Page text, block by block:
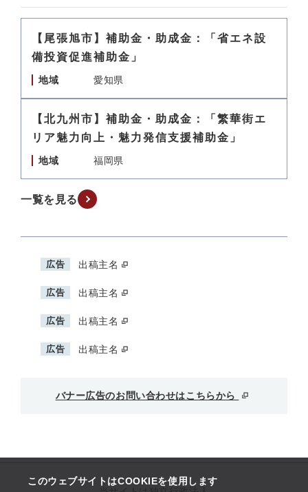
このウェブサイトはCOOKIEを使用します
【尾張旭市】補助金・助成金：「省エネ設
備投資促進補助金」
地域 愛知県
【北九州市】補助金・助成金：「繁華街エ
リア魅力向上・魅力発信支援補助金」
地域 福岡県
一覧を見る
広告 出稿主名
広告 出稿主名
広告 出稿主名
広告 出稿主名
バナー広告のお問い合わせはこちらから